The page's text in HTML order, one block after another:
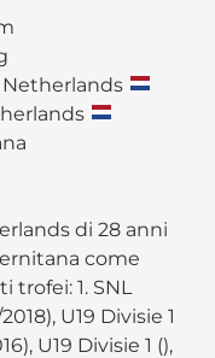
Netherlands
di 28 anni
come
trofei: 1. SNL
U19 Divisie 1
U19 Divisie 1 (),